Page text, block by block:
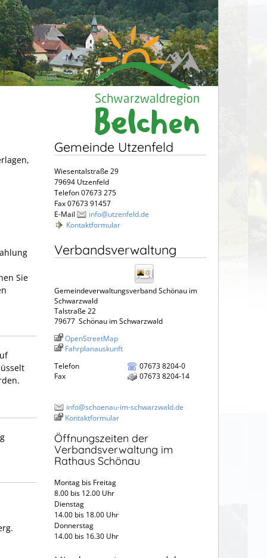
Sie
Gemeinde Utzenfeld
Wiesentalstraße 29
79694 Utzenfeld
Telefon 07673 275
Fax 07673 91457
E-Mail
info@utzenfeld.de
Kontaktformular
Verbandsverwaltung
Gemeindeverwaltungsverband Schönau im
Schwarzwald
Talstraße 22
79677 Schönau im Schwarzwald
OpenStreetMap
Fahrplanauskunft
Telefon
07673 8204-0
Fax
07673 8204-14
info@schoenau-im-schwarzwald.de
Kontaktformular
Öffnungszeiten der
Verbandsverwaltung im
Rathaus Schönau
Montag bis Freitag
8.00 bis 12.00 Uhr
Dienstag
14.00 bis 18.00 Uhr
Donnerstag
14.00 bis 16.30 Uhr